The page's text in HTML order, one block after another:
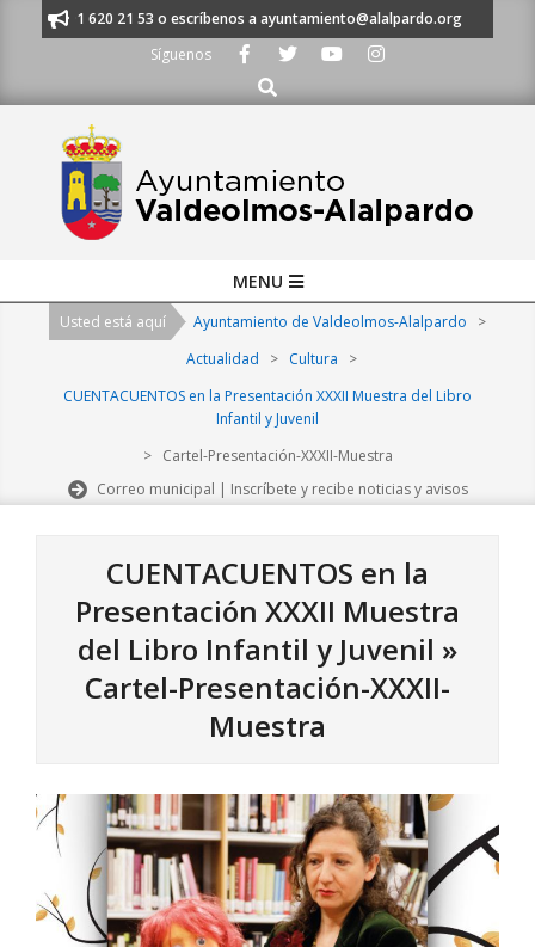
al 91 620 21 53 o escríbenos a ayuntamiento@alalpardo.org
Síguenos
Buscar
Navigation
MENU
Usted está aquí Ayuntamiento de Valdeolmos-Alalpardo
>
Actualidad
> Cultura
>
CUENTACUENTOS en la Presentación XXXII Muestra del Libro
Infantil y Juvenil
> Cartel-Presentación-XXXII-Muestra
Correo municipal | Inscríbete y recibe noticias y avisos
CUENTACUENTOS en la
Presentación XXXII Muestra
del Libro Infantil y Juvenil »
Cartel-Presentación-XXXII-
Muestra